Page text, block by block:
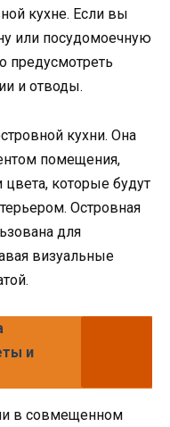
кухне. Если вы
или посудомоечную
предусмотреть
и отводы.
кухни. Она
помещения,
которые будут
Островная
для
визуальные
и
в совмещенном